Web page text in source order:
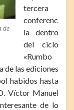
de
tercera
conferenc
ia dentro
del ciclo
«Rumbo
de las ediciones
habidos hasta
Víctor Manuel
de lo